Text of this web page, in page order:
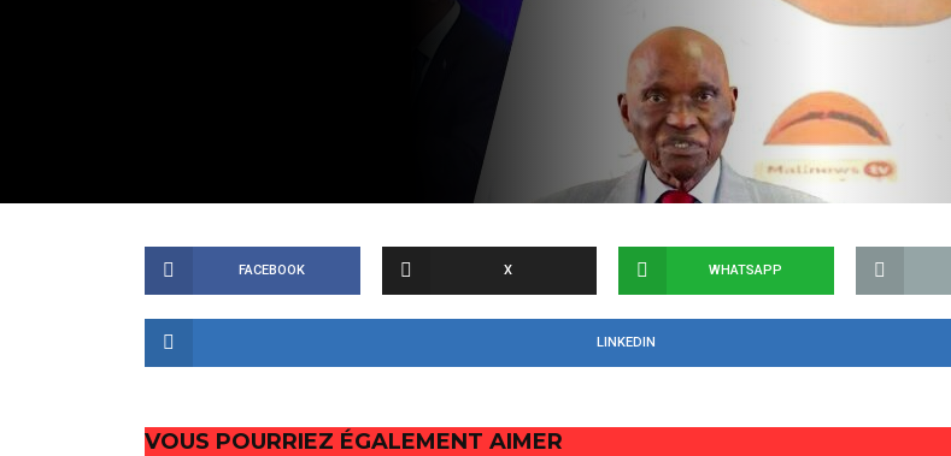
FACEBOOK X WHATSAPP
LINKEDIN
VOUS POURRIEZ ÉGALEMENT AIMER